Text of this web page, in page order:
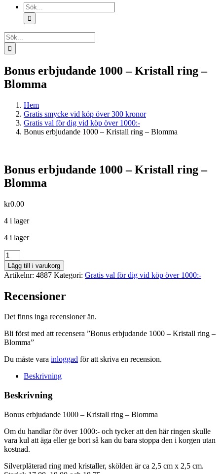
Sök
efter:
Sök
efter:
Bonus erbjudande 1000 – Kristall ring –
Blomma
Hem
Gratis smycke vid köp över 300 kronor
Gratis val för dig vid köp över 1000:-
Bonus erbjudande 1000 – Kristall ring – Blomma
Bonus erbjudande 1000 – Kristall ring –
Blomma
kr0.00
4 i lager
4 i lager
Bonus
erbjudande
1000
-
ring
Blomma
Lägg till i varukorg
Artikelnr: 4887 Kategori: Gratis val för dig vid köp över 1000:-
Recensioner
Det finns inga recensioner än.
Bli först med att recensera ”Bonus erbjudande 1000 – Kristall ring –
Blomma”
Du måste vara inloggad för att skriva en recension.
Beskrivning
Beskrivning
Bonus erbjudande 1000 – Kristall ring – Blomma
Om du handlar för över 1000:- och tycker att den här ringen skulle
vara kul att äga eller ge bort så kan du bara stoppa den i korgen utan
kostnad.
Silverpläterad ring med kristaller, skölden är ca 2,5 cm x 2,5 cm.